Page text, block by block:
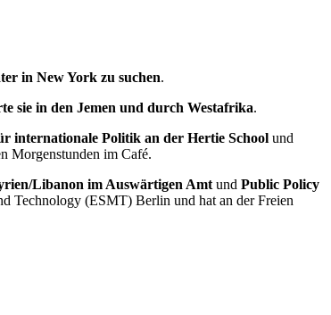
in New York zu suchen.
sie in den Jemen und durch Westafrika.
internationale Politik an der Hertie School und
Morgenstunden im Café.
Libanon im Auswärtigen Amt und Public Policy
Technology (ESMT) Berlin und hat an der Freien